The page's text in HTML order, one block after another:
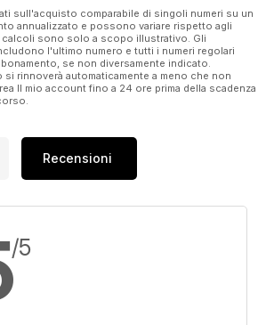
sull'acquisto comparabile di singoli numeri su un
annualizzato e possono variare rispetto agli
calcoli sono solo a scopo illustrativo. Gli
l'ultimo numero e tutti i numeri regolari
se non diversamente indicato.
si rinnoverà automaticamente a meno che non
Il mio account fino a 24 ore prima della scadenza
Recensioni
/5